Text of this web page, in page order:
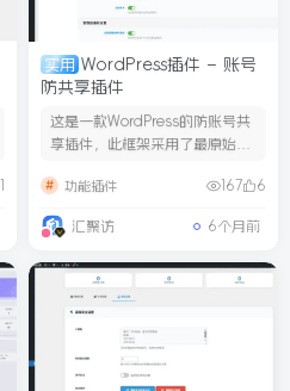
实用 WordPress插件 – 账号
防共享插件
这是一款WordPress的防账号共
享插件，此框架采用了最原始的
功能插件 167 6
汇聚访 6个月前